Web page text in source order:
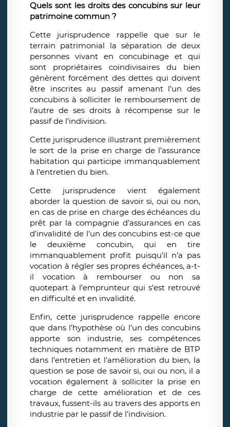
Quels sont les droits des concubins sur leur
patrimoine commun ?
Cette jurisprudence rappelle que sur le
terrain patrimonial la séparation de deux
personnes vivant en concubinage et qui
sont propriétaires coindivisaires du bien
génèrent forcément des dettes qui doivent
être inscrites au passif amenant l’un des
concubins à solliciter le remboursement de
l’autre de ses droits à récompense sur le
passif de l’indivision.
Cette jurisprudence illustrant premièrement
le sort de la prise en charge de l’assurance
habitation qui participe immanquablement
à l’entretien du bien.
Cette jurisprudence vient également
aborder la question de savoir si, oui ou non,
en cas de prise en charge des échéances du
prêt par la compagnie d’assurances en cas
d’invalidité de l’un des concubins est-ce que
le deuxième concubin, qui en tire
immanquablement profit puisqu’il n’a pas
vocation à régler ses propres échéances, a-t-
il vocation à rembourser ou non sa
quotepart à l’emprunteur qui s’est retrouvé
en difficulté et en invalidité.
Enfin, cette jurisprudence rappelle encore
que dans l’hypothèse où l’un des concubins
apporte son industrie, ses compétences
techniques notamment en matière de BTP
dans l’entretien et l’amélioration du bien, la
question se pose de savoir si, oui ou non, il a
vocation également à solliciter la prise en
charge de cette amélioration et de ces
travaux, fussent-ils au travers des apports en
industrie par le passif de l’indivision.